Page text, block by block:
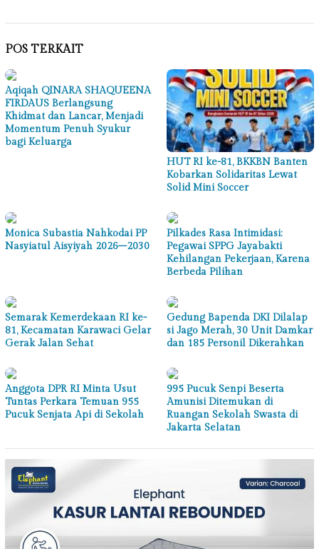
POS TERKAIT
Aqiqah QINARA SHAQUEENA
FIRDAUS Berlangsung
Khidmat dan Lancar, Menjadi
Momentum Penuh Syukur
bagi Keluarga
HUT RI ke-81, BKKBN Banten
Kobarkan Solidaritas Lewat
Solid Mini Soccer
Monica Subastia Nahkodai PP
Nasyiatul Aisyiyah 2026–2030
Pilkades Rasa Intimidasi:
Pegawai SPPG Jayabakti
Kehilangan Pekerjaan, Karena
Berbeda Pilihan
Semarak Kemerdekaan RI ke-
81, Kecamatan Karawaci Gelar
Gerak Jalan Sehat
Gedung Bapenda DKI Dilalap
si Jago Merah, 30 Unit Damkar
dan 185 Personil Dikerahkan
Anggota DPR RI Minta Usut
Tuntas Perkara Temuan 955
Pucuk Senjata Api di Sekolah
995 Pucuk Senpi Beserta
Amunisi Ditemukan di
Ruangan Sekolah Swasta di
Jakarta Selatan